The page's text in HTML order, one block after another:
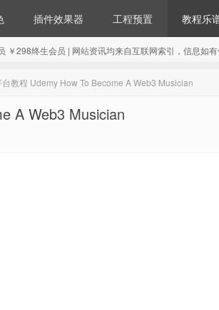
插件效果器 工程预置 教程乐
298终生会员 | 网站资讯均来自互联网索引，信息如
教程 Udemy How To Become A Web3 Musician
A Web3 Musician